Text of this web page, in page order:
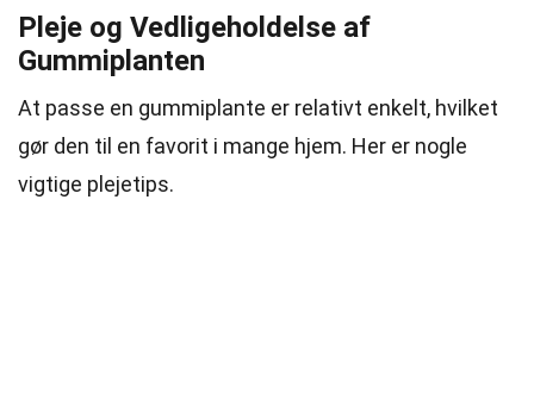
Pleje og Vedligeholdelse af
Gummiplanten
At passe en gummiplante er relativt enkelt, hvilket
gør den til en favorit i mange hjem. Her er nogle
vigtige plejetips.